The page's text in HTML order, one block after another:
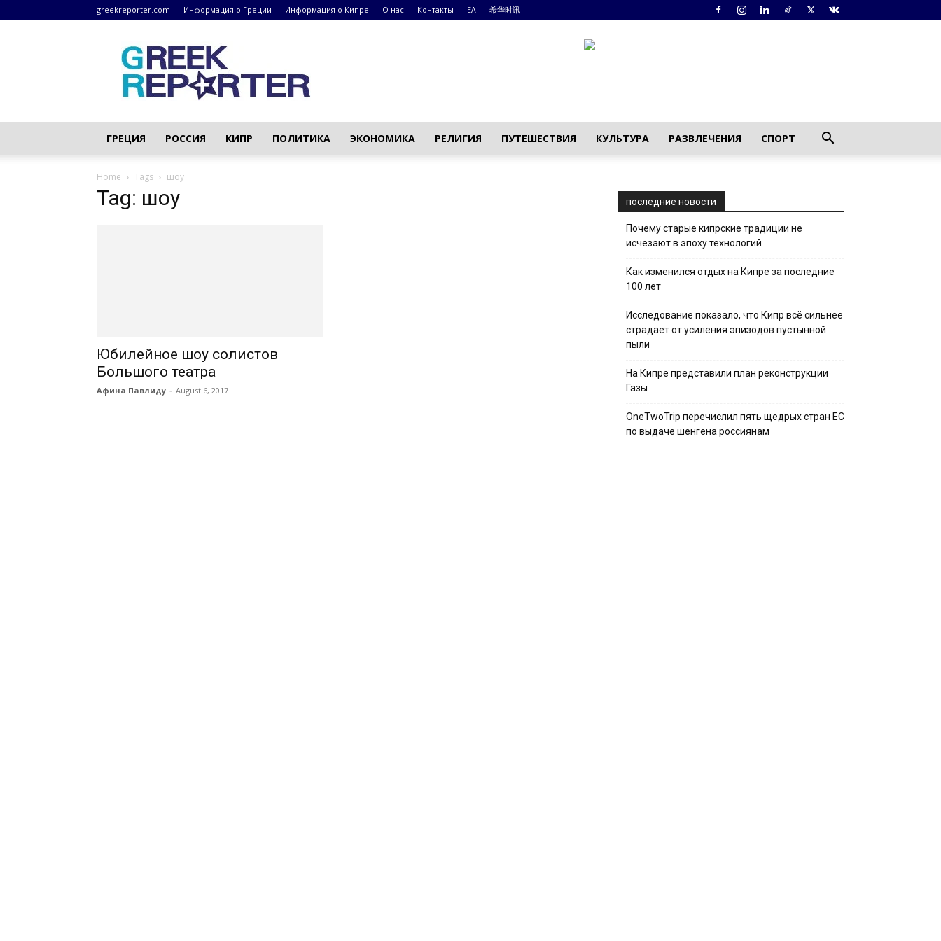
greekreporter.com Информация о Греции Информация о Кипре О нас Контакты ΕΛ 希华时讯
Греческие
новости
–
greekreporter.com
ГРЕЦИЯ РОССИЯ КИПР ПОЛИТИКА ЭКОНОМИКА РЕЛИГИЯ ПУТЕШЕСТВИЯ КУЛЬТУРА РАЗВЛЕЧЕНИЯ СПОРТ
Home Tags шоу
Tag: шоу
Юбилейное шоу солистов
Большого театра
Афина Павлиду - August 6, 2017
последние новости
Почему старые кипрские традиции не
исчезают в эпоху технологий
Как изменился отдых на Кипре за последние
100 лет
Исследование показало, что Кипр всё сильнее
страдает от усиления эпизодов пустынной
пыли
На Кипре представили план реконструкции
Газы
OneTwoTrip перечислил пять щедрых стран ЕС
по выдаче шенгена россиянам